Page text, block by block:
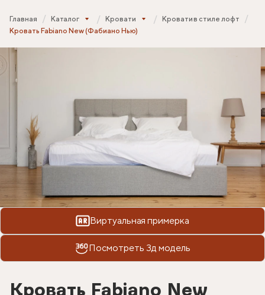
Главная Каталог Кровати
Кровати в стиле лофт
Кровать Fabiano New (Фабиано Нью)
Виртуальная примерка
Посмотреть 3д модель
Кровать Fabiano New